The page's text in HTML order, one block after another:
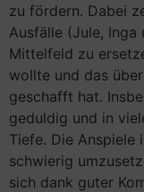
zu fördern. Dabei
Ausfälle (Jule,
Mittelfeld zu
wollte und das
geschafft hat.
geduldig und in
Tiefe. Die Anspiele
schwierig
sich dank guter